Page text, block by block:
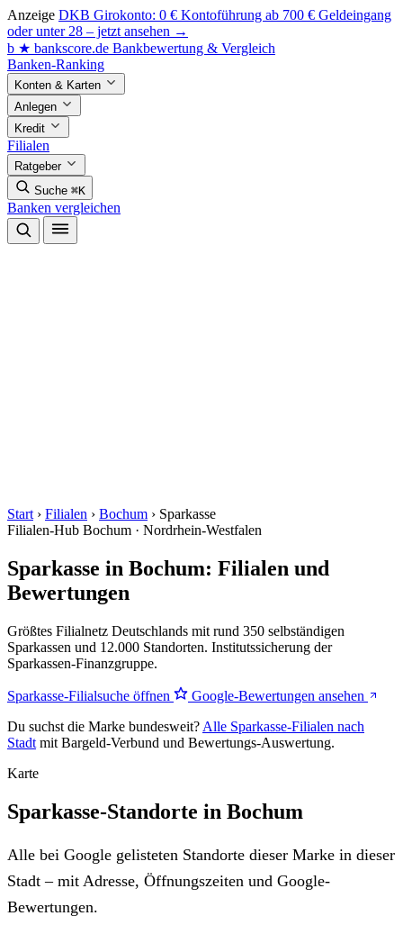
Anzeige DKB Girokonto: 0 € Kontoführung ab 700 € Geldeingang
oder unter 28 – jetzt ansehen →
b ★ bankscore.de Bankbewertung & Vergleich
Banken-Ranking
Konten & Karten
Anlegen
Kredit
Filialen
Ratgeber
Suche ⌘K
Banken vergleichen
Start › Filialen › Bochum › Sparkasse
Filialen-Hub Bochum · Nordrhein-Westfalen
Sparkasse in Bochum: Filialen und
Bewertungen
Größtes Filialnetz Deutschlands mit rund 350 selbständigen
Sparkassen und 12.000 Standorten. Institutssicherung der
Sparkassen-Finanzgruppe.
Sparkasse-Filialsuche öffnen
Google-Bewertungen ansehen
Du suchst die Marke bundesweit? Alle Sparkasse-Filialen nach
Stadt mit Bargeld-Verbund und Bewertungs-Auswertung.
Karte
Sparkasse-Standorte in Bochum
Alle bei Google gelisteten Standorte dieser Marke in dieser
Stadt – mit Adresse, Öffnungszeiten und Google-
Bewertungen.